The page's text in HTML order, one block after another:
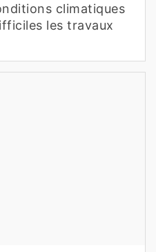
climatiques
les travaux